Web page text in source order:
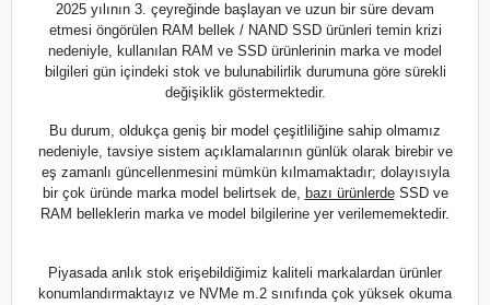
2025 yılının 3. çeyreğinde başlayan ve uzun bir süre devam
etmesi öngörülen RAM bellek / NAND SSD ürünleri temin krizi
nedeniyle, kullanılan RAM ve SSD ürünlerinin marka ve model
bilgileri gün içindeki stok ve bulunabilirlik durumuna göre sürekli
değişiklik göstermektedir.
Bu durum, oldukça geniş bir model çeşitliliğine sahip olmamız
nedeniyle, tavsiye sistem açıklamalarının günlük olarak birebir ve
eş zamanlı güncellenmesini mümkün kılmamaktadır; dolayısıyla
bir çok üründe marka model belirtsek de, bazı ürünlerdeSSD ve
RAM belleklerin marka ve model bilgilerine yer verilememektedir.
Piyasada anlık stok erişebildiğimiz kaliteli markalardan ürünler
konumlandırmaktayız ve NVMe m.2 sınıfında çok yüksek okuma